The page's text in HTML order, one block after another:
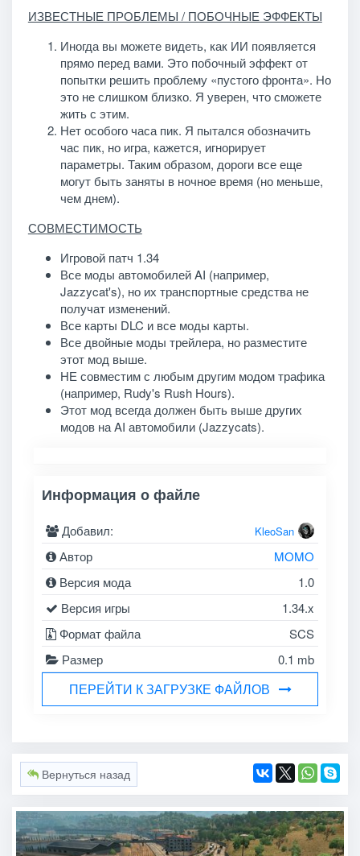
ИЗВЕСТНЫЕ ПРОБЛЕМЫ / ПОБОЧНЫЕ ЭФФЕКТЫ
Иногда вы можете видеть, как ИИ появляется
прямо перед вами. Это побочный эффект от
попытки решить проблему «пустого фронта». Но
это не слишком близко. Я уверен, что сможете
жить с этим.
Нет особого часа пик. Я пытался обозначить
час пик, но игра, кажется, игнорирует
параметры. Таким образом, дороги все еще
могут быть заняты в ночное время (но меньше,
чем днем).
СОВМЕСТИМОСТЬ
Игровой патч 1.34
Все моды автомобилей AI (например,
Jazzycat's), но их транспортные средства не
получат изменений.
Все карты DLC и все моды карты.
Все двойные моды трейлера, но разместите
этот мод выше.
НЕ совместим с любым другим модом трафика
(например, Rudy's Rush Hours).
Этот мод всегда должен быть выше других
модов на AI автомобили (Jazzycats).
Информация о файле
Добавил: KleoSan
Автор
MOMO
Версия мода
1.0
Версия игры
1.34.x
Формат файла
SCS
Размер
0.1 mb
ПЕРЕЙТИ К ЗАГРУЗКЕ ФАЙЛОВ
Вернуться назад